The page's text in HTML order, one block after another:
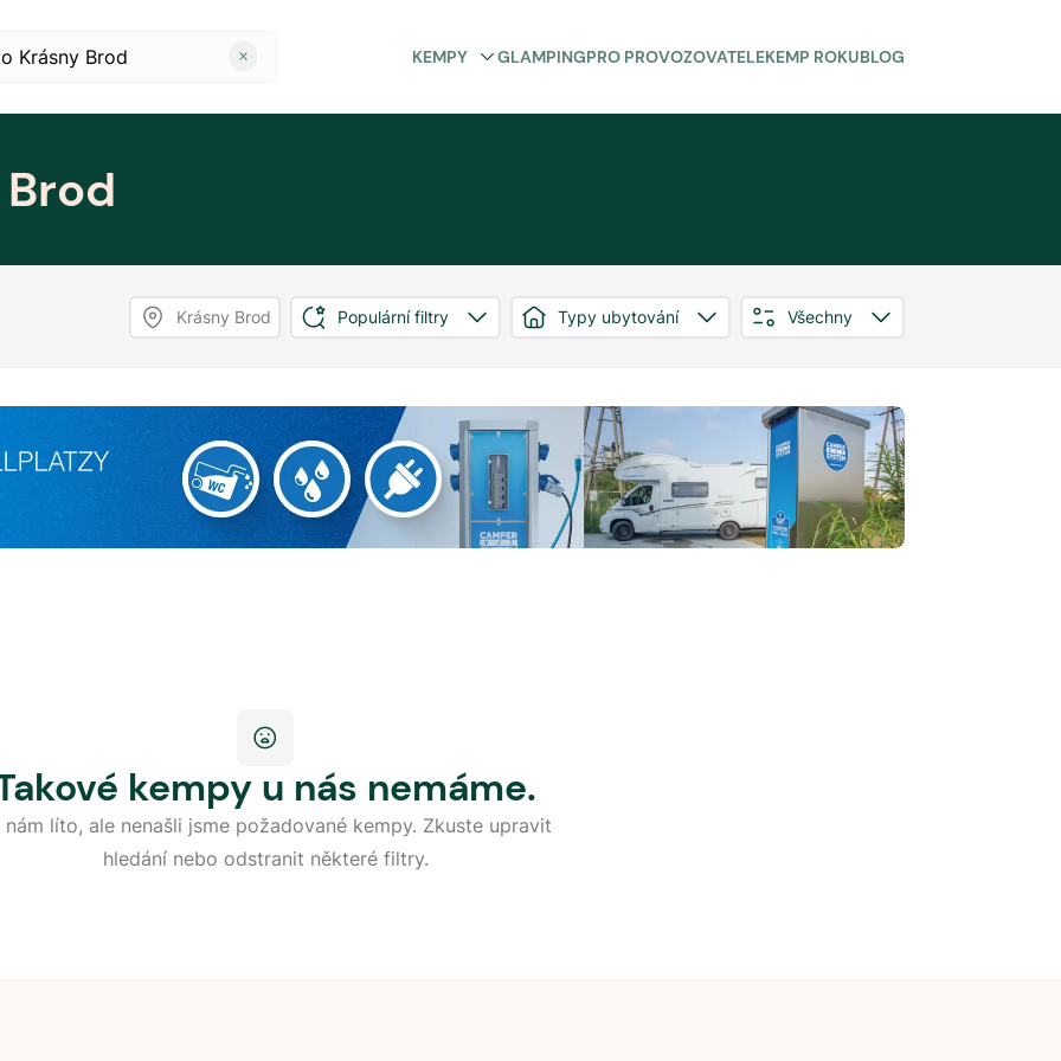
KEMPY GLAMPINGPRO PROVOZOVATELEKEMP ROKUBLOG
Krásny Brod Populární filtry Typy ubytování Všechny
kempy u nás nemáme.
nám líto, ale nenašli jsme požadované kempy. Zkuste upravit
hledání nebo odstranit některé filtry.